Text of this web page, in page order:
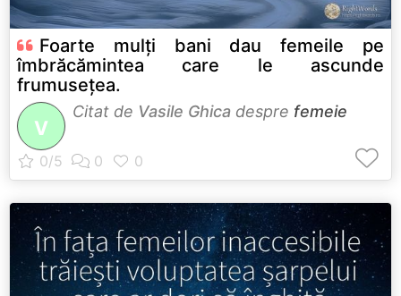
Foarte mulți bani dau femeile pe
îmbrăcămintea care le ascunde
frumusețea.
V
Citat de Vasile Ghica despre femeie